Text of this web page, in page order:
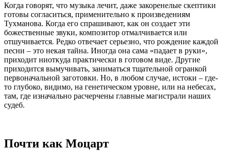
Когда говорят, что музыка лечит, даже закоренелые скептики
готовы согласиться, применительно к произведениям
Тухманова. Когда его спрашивают, как он создает эти
божественные звуки, композитор отмалчивается или
отшучивается. Редко отвечает серьезно, что рождение каждой
песни – это некая тайна. Иногда она сама «падает в руки»,
приходит ниоткуда практически в готовом виде. Другие
приходится вымучивать, заниматься тщательной огранкой
первоначальной заготовки. Но, в любом случае, истоки – где-
то глубоко, видимо, на генетическом уровне, или на небесах,
там, где изначально расчерчены главные магистрали наших
судеб.
Почти как Моцарт